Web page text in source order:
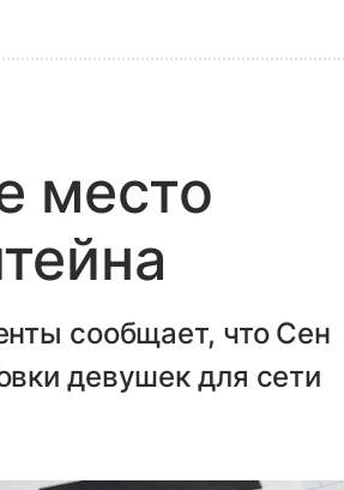
место
сообщает, что Сен
девушек для сети